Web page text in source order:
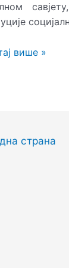
више »
страна